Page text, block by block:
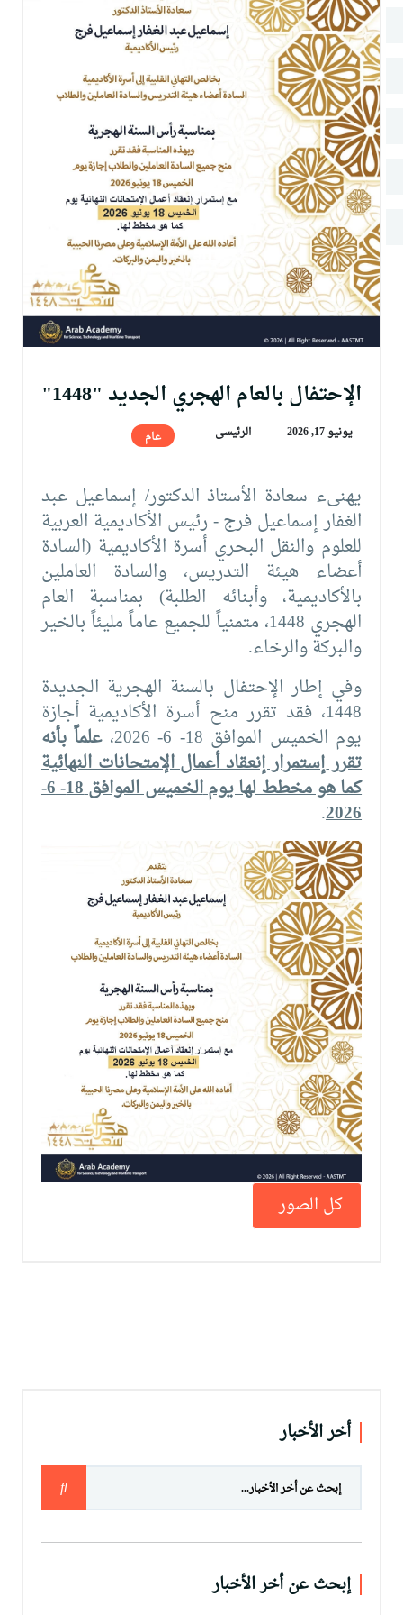
التدريب والخدمة المجتمعية
الإستشارات
الإحتفال بالعام الهجري الجديد "1448"
يونيو 17, 2026 الرئيسى عام
يهنىء سعادة الأستاذ الدكتور/ إسماعيل عبد
الغفار إسماعيل فرج - رئيس الأكاديمية العربية
للعلوم والنقل البحري أسرة الأكاديمية (السادة
أعضاء هيئة التدريس، والسادة العاملين
بالأكاديمية، وأبنائه الطلبة) بمناسبة العام
الهجري 1448، متمنياً للجميع عاماً مليئاً بالخير
والبركة والرخاء.
وفي إطار الإحتفال بالسنة الهجرية الجديدة
1448، فقد تقرر منح أسرة الأكاديمية أجازة
يوم الخميس الموافق 18- 6- 2026، علماً بأنه
تقررإستمرار إنعقاد أعمال الإمتحانات النهائية
كما هو مخطط لها يوم الخميس الموافق 18- 6-
2026
.
كل الصور
أخر الأخبار
إبحث عن أخر الأخبار